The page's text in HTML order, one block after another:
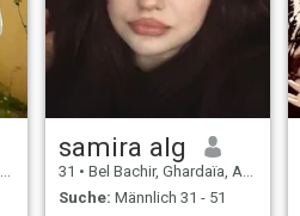
samira alg
31 • Bel Bachir, Ghardaïa, Algerien
Suche: Männlich 31 - 51